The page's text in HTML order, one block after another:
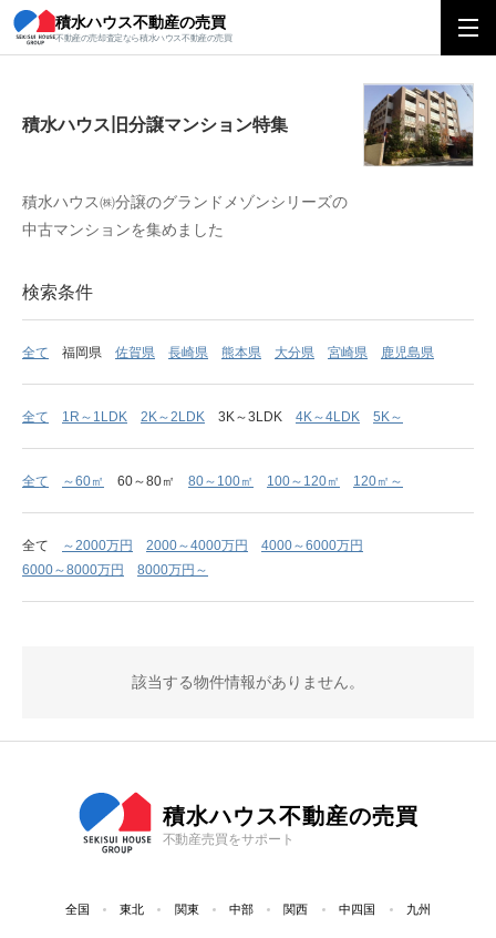
積水ハウス不動産の売買
不動産の売却査定なら積水ハウス不動産の売買
積水ハウス旧分譲マンション特集
積水ハウス旧分譲マンション特集
積水ハウス㈱分譲のグランドメゾンシリーズの
中古マンションを集めました
検索条件
全て 福岡県 佐賀県 長崎県 熊本県 大分県 宮崎県 鹿児島県
全て 1R～1LDK 2K～2LDK 3K～3LDK 4K～4LDK 5K～
全て ～60㎡ 60～80㎡ 80～100㎡ 100～120㎡ 120㎡～
全て ～2000万円 2000～4000万円
4000～6000万円
6000～8000万円
8000万円～
該当する物件情報がありません。
積水ハウス不動産の売買
不動産売買をサポート
全国 東北 関東 中部 関西 中四国 九州